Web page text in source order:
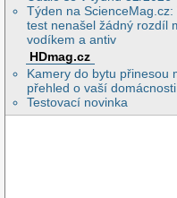
Týden na ScienceMag.cz:
test nenašel žádný rozdíl
vodíkem a antiv
HDmag.cz
Kamery do bytu přinesou
přehled o vaší domácnosti
Testovací novinka